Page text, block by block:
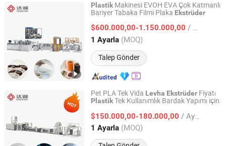
PlastikMakinesi EVOH EVA Çok Katmanlı
Bariyer Tabaka Filmi Plaka Ekstrüder
$600.000,00-1.150.000,00 / Ayarla
1 Ayarla (MOQ)
Talep Gönder
Shantou Designer Precise Machinery Co., Ltd
Guangdong, China Fiyat 2024
Pet PLA Tek Vida Levha Ekstrüder Fiyatı
PlastikTek Kullanımlık Bardak Yapımı için
$150.000,00-180.000,00 / Ayarla
1 Ayarla (MOQ)
Shantou Designer Precise Machinery Co., Ltd
Guangdong, China Fiyat 2024